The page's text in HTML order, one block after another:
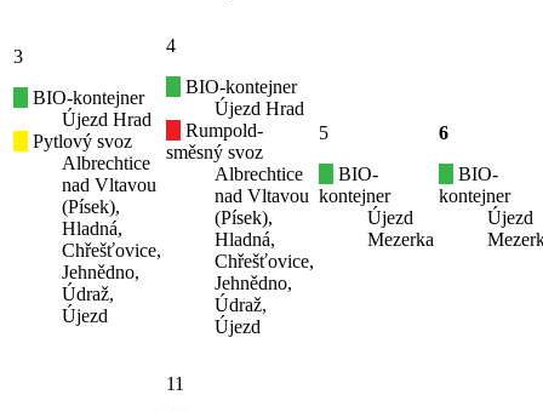
3
BIO-kontejner
Újezd Hrad
Pytlový svoz
Albrechtice
nad Vltavou
(Písek),
Hladná,
Chřešťovice,
Jehnědno,
Údraž,
Újezd
4
BIO-kontejner
Újezd Hrad
Rumpold-
směsný svoz
Albrechtice
nad Vltavou
(Písek),
Hladná,
Chřešťovice,
Jehnědno,
Údraž,
Újezd
5
BIO-
kontejner
Újezd
Mezerka
6
BIO-
kontejner
Újezd
11